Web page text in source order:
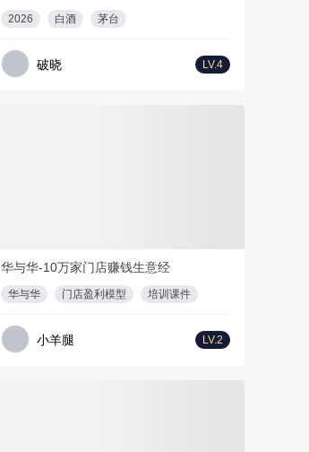
2026 白酒 茅台
破晓 LV.4
华与华-10万家门店赚钱生意经
华与华 门店盈利模型 培训课件
小羊腿 LV.2